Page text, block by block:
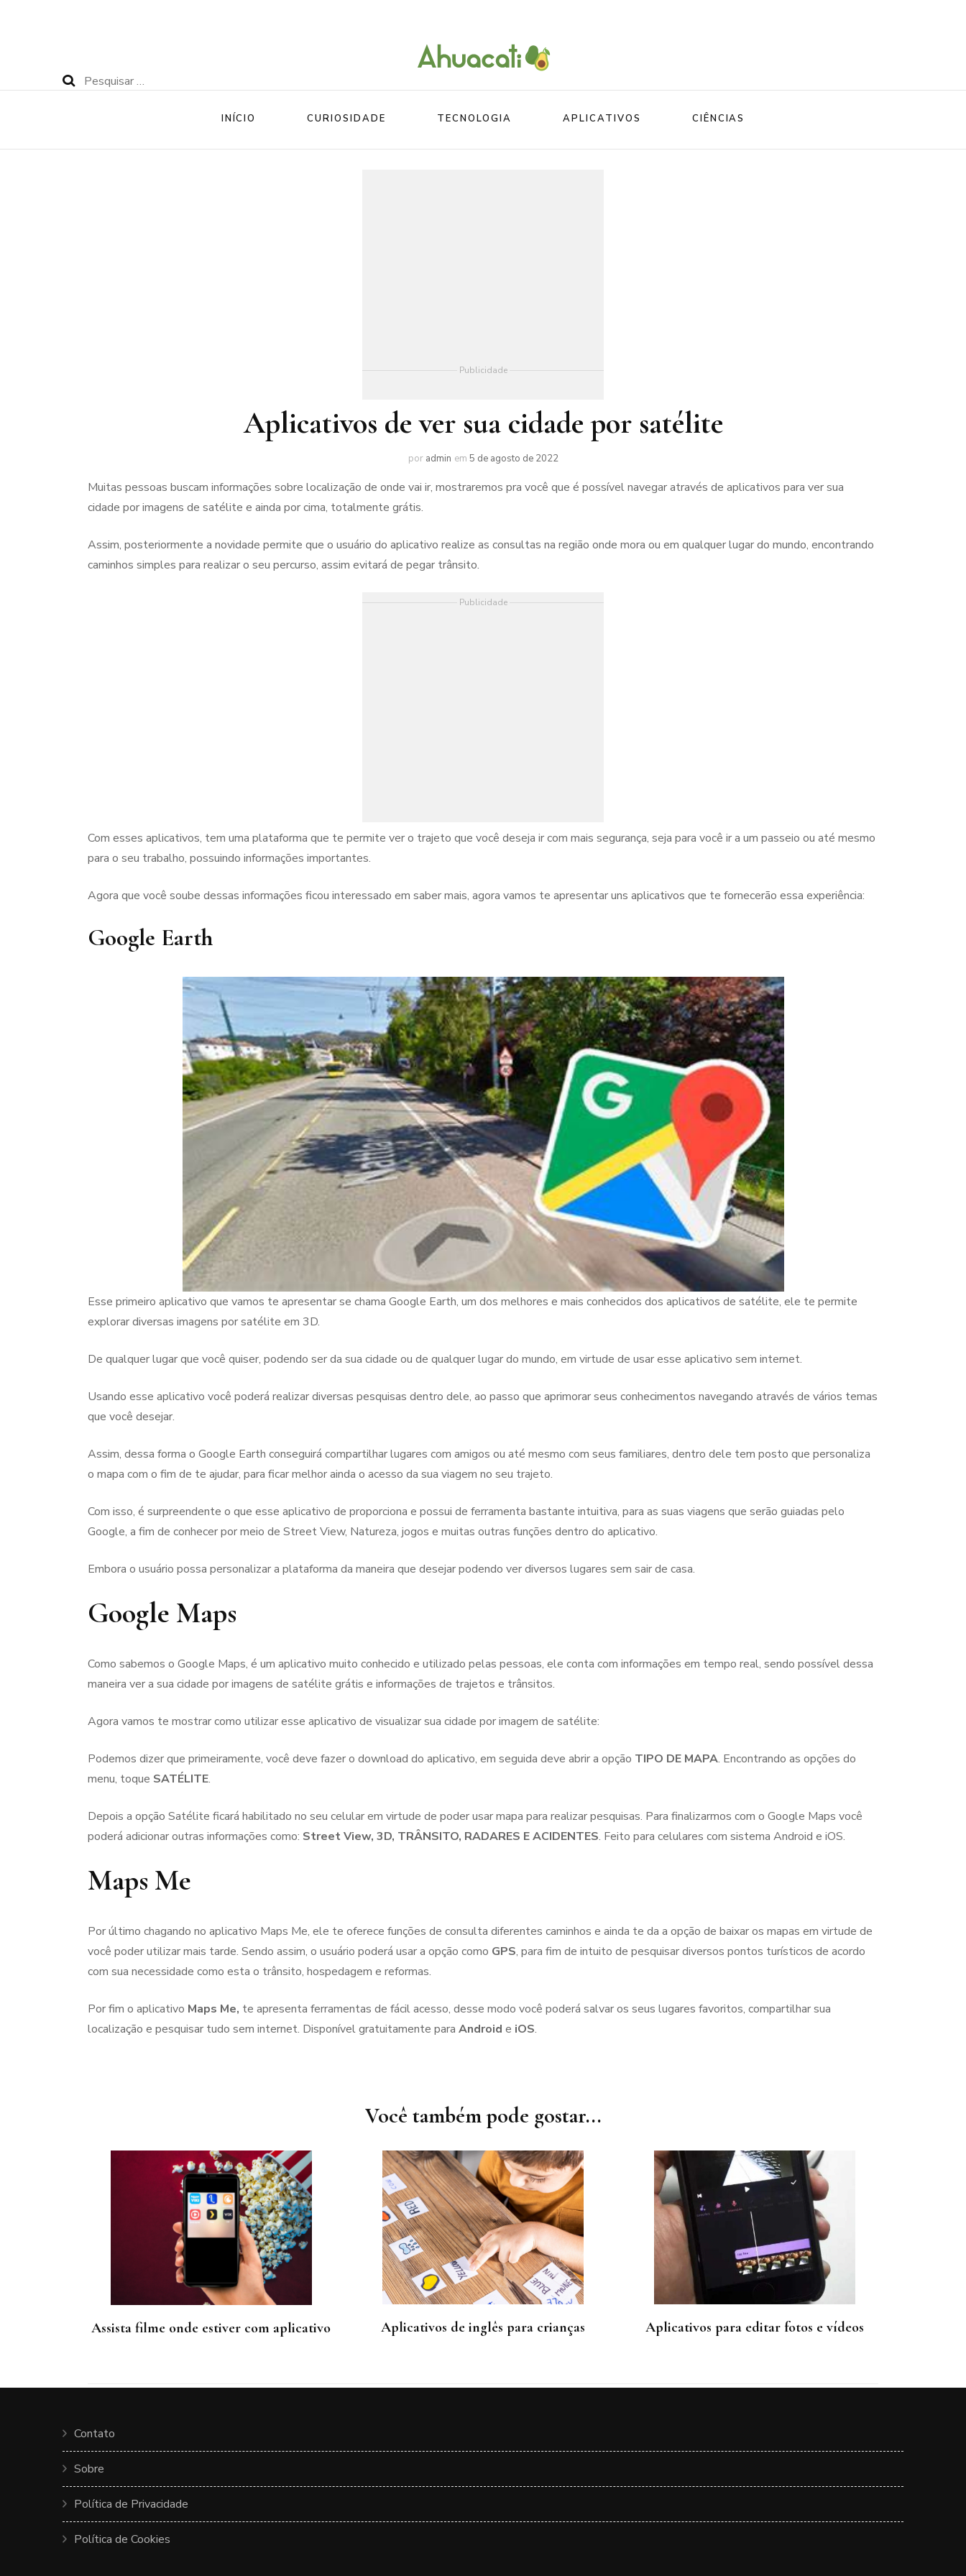
Pesquisar
Ahuacati
O melhor da Internet em um só lugar
INÍCIO CURIOSIDADE TECNOLOGIA APLICATIVOS CIÊNCIAS
Publicidade
Aplicativos de ver sua cidade por satélite
por admin em 5 de agosto de 2022
Muitas pessoas buscam informações sobre localização de onde vai ir, mostraremos pra você que é possível navegar através de aplicativos para ver sua
cidade por imagens de satélite e ainda por cima, totalmente grátis.
Assim, posteriormente a novidade permite que o usuário do aplicativo realize as consultas na região onde mora ou em qualquer lugar do mundo, encontrando
caminhos simples para realizar o seu percurso, assim evitará de pegar trânsito.
Publicidade
Com esses aplicativos, tem uma plataforma que te permite ver o trajeto que você deseja ir com mais segurança, seja para você ir a um passeio ou até mesmo
para o seu trabalho, possuindo informações importantes.
Agora que você soube dessas informações ficou interessado em saber mais, agora vamos te apresentar uns aplicativos que te fornecerão essa experiência:
Google Earth
Esse primeiro aplicativo que vamos te apresentar se chama Google Earth, um dos melhores e mais conhecidos dos aplicativos de satélite, ele te permite
explorar diversas imagens por satélite em 3D.
De qualquer lugar que você quiser, podendo ser da sua cidade ou de qualquer lugar do mundo, em virtude de usar esse aplicativo sem internet.
Usando esse aplicativo você poderá realizar diversas pesquisas dentro dele, ao passo que aprimorar seus conhecimentos navegando através de vários temas
que você desejar.
Assim, dessa forma o Google Earth conseguirá compartilhar lugares com amigos ou até mesmo com seus familiares, dentro dele tem posto que personaliza
o mapa com o fim de te ajudar, para ficar melhor ainda o acesso da sua viagem no seu trajeto.
Com isso, é surpreendente o que esse aplicativo de proporciona e possui de ferramenta bastante intuitiva, para as suas viagens que serão guiadas pelo
Google, a fim de conhecer por meio de Street View, Natureza, jogos e muitas outras funções dentro do aplicativo.
Embora o usuário possa personalizar a plataforma da maneira que desejar podendo ver diversos lugares sem sair de casa.
Google Maps
Como sabemos o Google Maps, é um aplicativo muito conhecido e utilizado pelas pessoas, ele conta com informações em tempo real, sendo possível dessa
maneira ver a sua cidade por imagens de satélite grátis e informações de trajetos e trânsitos.
Agora vamos te mostrar como utilizar esse aplicativo de visualizar sua cidade por imagem de satélite:
Podemos dizer que primeiramente, você deve fazer o download do aplicativo, em seguida deve abrir a opção TIPO DE MAPA. Encontrando as opções do
menu, toque SATÉLITE.
Depois a opção Satélite ficará habilitado no seu celular em virtude de poder usar mapa para realizar pesquisas. Para finalizarmos com o Google Maps você
poderá adicionar outras informações como: Street View, 3D, TRÂNSITO, RADARES E ACIDENTES. Feito para celulares com sistema Android e iOS.
Maps Me
Por último chagando no aplicativo Maps Me, ele te oferece funções de consulta diferentes caminhos e ainda te da a opção de baixar os mapas em virtude de
você poder utilizar mais tarde. Sendo assim, o usuário poderá usar a opção como GPS, para fim de intuito de pesquisar diversos pontos turísticos de acordo
com sua necessidade como esta o trânsito, hospedagem e reformas.
Por fim o aplicativo Maps Me, te apresenta ferramentas de fácil acesso, desse modo você poderá salvar os seus lugares favoritos, compartilhar sua
localização e pesquisar tudo sem internet. Disponível gratuitamente para Android e iOS.
Você também pode gostar...
Assista filme onde estiver com aplicativo Aplicativos de inglês para crianças Aplicativos para editar fotos e vídeos
Contato
Sobre
Política de Privacidade
Política de Cookies